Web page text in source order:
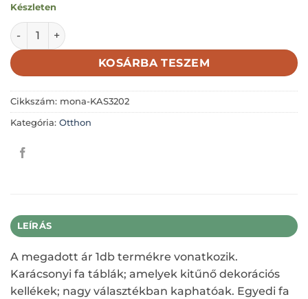
Készleten
95-ÖS KÖR-ÉDES OTTHON-FORRÓ CSOKI 9,5X9,5CM
KOSÁRBA TESZEM
Cikkszám: mona-KAS3202
Kategória: Otthon
LEÍRÁS
A megadott ár 1db termékre vonatkozik.
Karácsonyi fa táblák; amelyek kitűnő dekorációs
kellékek; nagy választékban kaphatóak. Egyedi fa